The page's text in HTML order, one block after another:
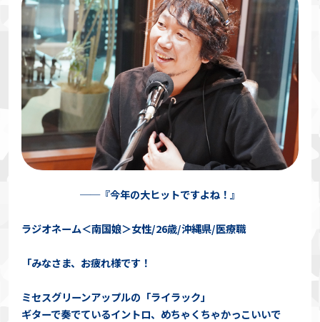
──『今年の大ヒットですよね！』
ラジオネーム＜南国娘＞女性/26歳/沖縄県/医療職
「みなさま、お疲れ様です！
ミセスグリーンアップルの「ライラック」
ギターで奏でているイントロ、めちゃくちゃかっこいいで